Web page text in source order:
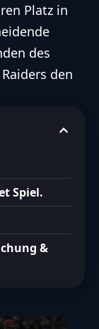
Platz in
des
den
Spiel.
&